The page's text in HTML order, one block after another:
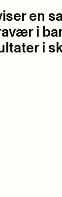
en
i
i